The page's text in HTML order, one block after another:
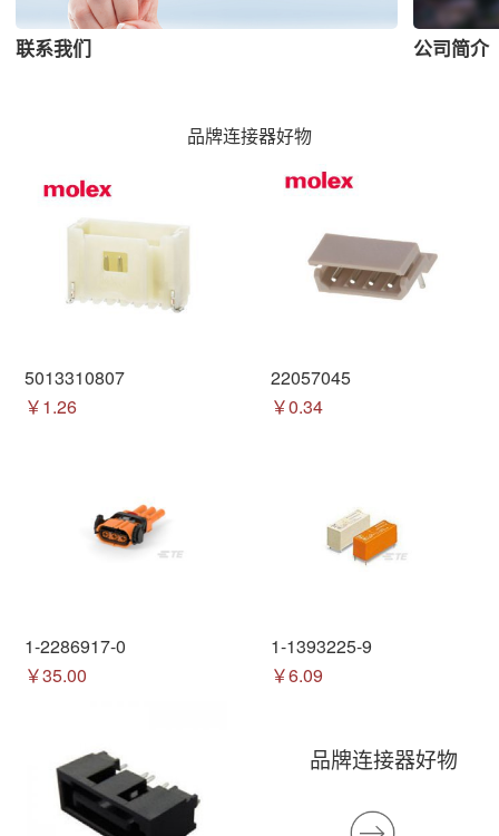
联系我们 公司简介
品牌连接器好物
5013310807
￥1.26
22057045
￥0.34
1-2286917-0
￥35.00
1-1393225-9
￥6.09
品牌连接器好物